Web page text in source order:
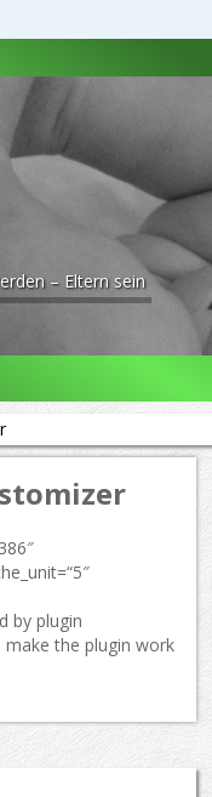
– Eltern sein
by plugin
the plugin work